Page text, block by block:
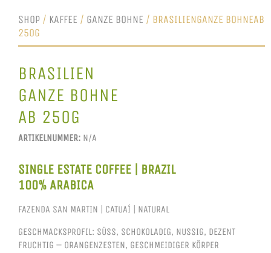
SHOP / KAFFEE / GANZE BOHNE / BRASILIENGANZE BOHNEAB
250G
BRASILIEN
GANZE BOHNE
AB 250G
ARTIKELNUMMER: N/A
SINGLE ESTATE COFFEE | BRAZIL
100% ARABICA
FAZENDA SAN MARTIN | CATUAÍ | NATURAL
GESCHMACKSPROFIL: SÜSS, SCHOKOLADIG, NUSSIG, DEZENT F
RUCHTIG – ORANGENZESTEN, GESCHMEIDIGER KÖRPER